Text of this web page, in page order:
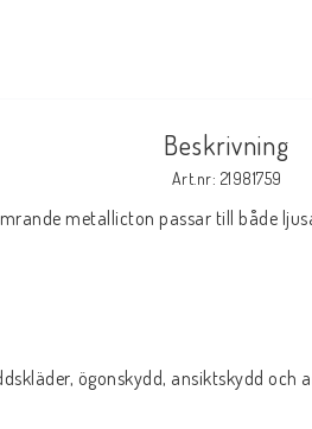
Beskrivning
Art.nr: 21981759
metallicton passar till både
ögonskydd, ansiktskydd och